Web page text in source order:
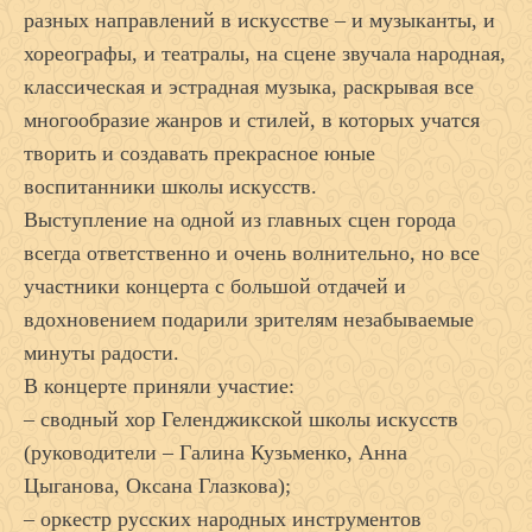
разных направлений в искусстве – и музыканты, и
хореографы, и театралы, на сцене звучала народная,
классическая и эстрадная музыка, раскрывая все
многообразие жанров и стилей, в которых учатся
творить и создавать прекрасное юные
воспитанники школы искусств.
Выступление на одной из главных сцен города
всегда ответственно и очень волнительно, но все
участники концерта с большой отдачей и
вдохновением подарили зрителям незабываемые
минуты радости.
В концерте приняли участие:
– сводный хор Геленджикской школы искусств
(руководители – Галина Кузьменко, Анна
Цыганова, Оксана Глазкова);
– оркестр русских народных инструментов